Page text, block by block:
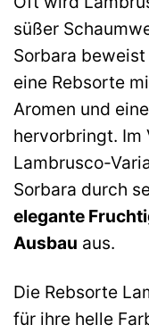
süßer
Sorbara
eine Rebsorte
Aromen und
hervorbringt. Im
Lambrusco-
Sorbara durch
elegante
Ausbau aus.
Die Rebsorte
für ihre helle